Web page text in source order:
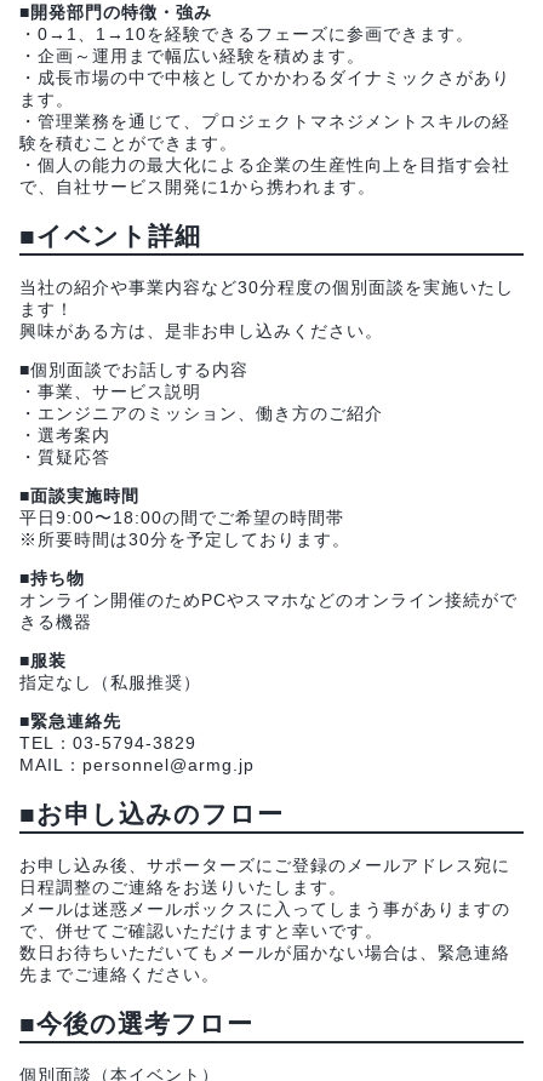
■開発部門の特徴・強み
・0→1、1→10を経験できるフェーズに参画できます。
・企画～運用まで幅広い経験を積めます。
・成長市場の中で中核としてかかわるダイナミックさがあり
ます。
・管理業務を通じて、プロジェクトマネジメントスキルの経
験を積むことができます。
・個人の能力の最大化による企業の生産性向上を目指す会社
で、自社サービス開発に1から携われます。
■イベント詳細
当社の紹介や事業内容など30分程度の個別面談を実施いたし
ます！
興味がある方は、是非お申し込みください。
■個別面談でお話しする内容
・事業、サービス説明
・エンジニアのミッション、働き方のご紹介
・選考案内
・質疑応答
■面談実施時間
平日9:00〜18:00の間でご希望の時間帯
※所要時間は30分を予定しております。
■持ち物
オンライン開催のためPCやスマホなどのオンライン接続がで
きる機器
■服装
指定なし（私服推奨）
■緊急連絡先
TEL：03-5794-3829
MAIL：personnel@armg.jp
■お申し込みのフロー
お申し込み後、サポーターズにご登録のメールアドレス宛に
日程調整のご連絡をお送りいたします。
メールは迷惑メールボックスに入ってしまう事がありますの
で、併せてご確認いただけますと幸いです。
数日お待ちいただいてもメールが届かない場合は、緊急連絡
先までご連絡ください。
■今後の選考フロー
個別面談（本イベント）